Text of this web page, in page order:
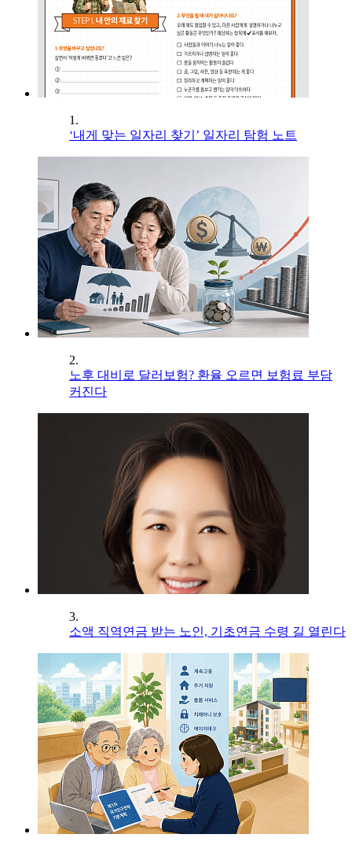
1.
‘내게 맞는 일자리 찾기’ 일자리 탐험 노트
2.
노후 대비로 달러보험? 환율 오르면 보험료 부담
커진다
3.
소액 직역연금 받는 노인, 기초연금 수령 길 열린다